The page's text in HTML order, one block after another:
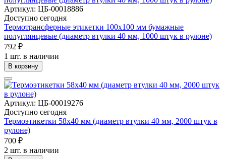
Артикул: ЦБ-00018886
Доступно сегодня
Термотрансферные этикетки 100х100 мм бумажные
полуглянцевые (диаметр втулки 40 мм, 1000 штук в рулоне)
792 ₽
1 шт. в наличии
В корзину
Артикул: ЦБ-00019276
Доступно сегодня
Термоэтикетки 58х40 мм (диаметр втулки 40 мм, 2000 штук в
рулоне)
700 ₽
2 шт. в наличии